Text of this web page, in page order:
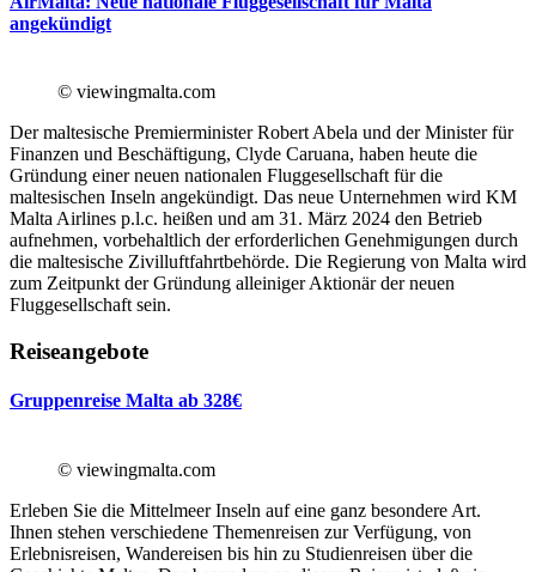
angekündigt
© viewingmalta.com
Der maltesische Premierminister Robert Abela und der Minister für
Finanzen und Beschäftigung, Clyde Caruana, haben heute die
Gründung einer neuen nationalen Fluggesellschaft für die
maltesischen Inseln angekündigt. Das neue Unternehmen wird KM
Malta Airlines p.l.c. heißen und am 31. März 2024 den Betrieb
aufnehmen, vorbehaltlich der erforderlichen Genehmigungen durch
die maltesische Zivilluftfahrtbehörde. Die Regierung von Malta wird
zum Zeitpunkt der Gründung alleiniger Aktionär der neuen
Fluggesellschaft sein.
Reiseangebote
Gruppenreise Malta ab 328€
© viewingmalta.com
Erleben Sie die Mittelmeer Inseln auf eine ganz besondere Art.
Ihnen stehen verschiedene Themenreisen zur Verfügung, von
Erlebnisreisen, Wandereisen bis hin zu Studienreisen über die